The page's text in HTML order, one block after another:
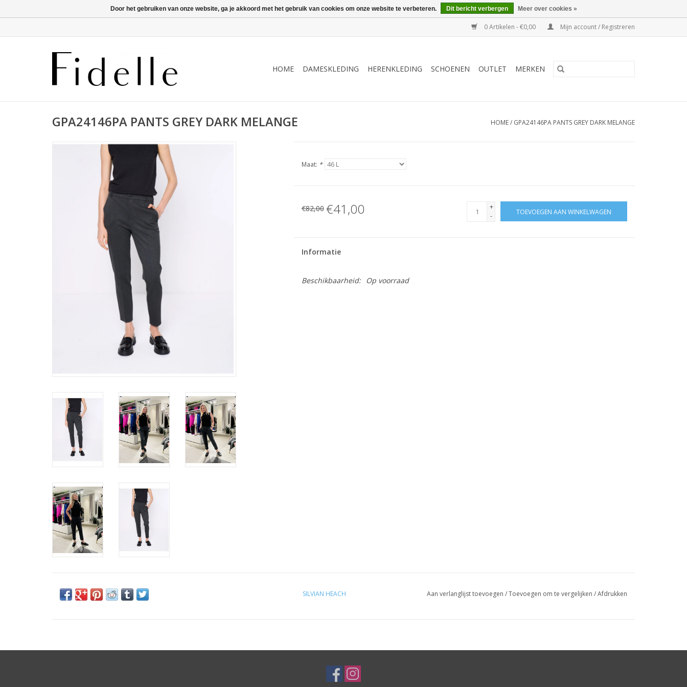
0 Artikelen - €0,00 Mijn account / Registreren
HOME DAMESKLEDING HERENKLEDING SCHOENEN OUTLET MERKEN
GPA24146PA PANTS GREY DARK MELANGE HOME/ GPA24146PA PANTS GREY DARK MELANGE
Maat: *
€82,00 €41,00
+
-
TOEVOEGEN AAN WINKELWAGEN
Informatie
Beschikbaarheid: Op voorraad
SILVIAN HEACH Aan verlanglijst toevoegen /Toevoegen om te vergelijken /Afdrukken
Door het gebruiken van onze website, ga je akkoord met het gebruik van cookies om onze website te verbeteren. Dit bericht verbergen Meer over cookies »